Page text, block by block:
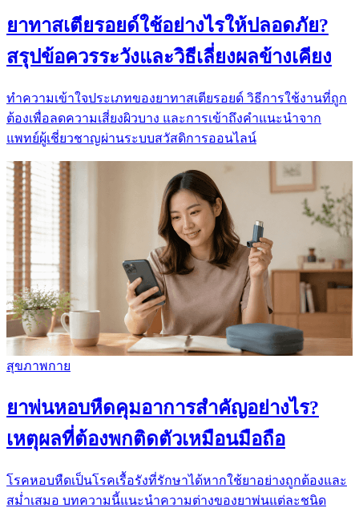
ยาทาสเตียรอยด์ใช้อย่างไรให้ปลอดภัย?
สรุปข้อควรระวังและวิธีเลี่ยงผลข้างเคียง
ทำความเข้าใจประเภทของยาทาสเตียรอยด์ วิธีการใช้งานที่ถูก
ต้องเพื่อลดความเสี่ยงผิวบาง และการเข้าถึงคำแนะนำจาก
แพทย์ผู้เชี่ยวชาญผ่านระบบสวัสดิการออนไลน์
สุขภาพกาย
ยาพ่นหอบหืดคุมอาการสำคัญอย่างไร?
เหตุผลที่ต้องพกติดตัวเหมือนมือถือ
โรคหอบหืดเป็นโรคเรื้อรังที่รักษาได้หากใช้ยาอย่างถูกต้องและ
สม่ำเสมอ บทความนี้แนะนำความต่างของยาพ่นแต่ละชนิด